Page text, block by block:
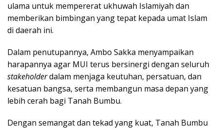
ulama untuk mempererat ukhuwah Islamiyah dan
memberikan bimbingan yang tepat kepada umat Islam
di daerah ini.
Dalam penutupannya, Ambo Sakka menyampaikan
harapannya agar MUI terus bersinergi dengan seluruh
stakeholderdalam menjaga keutuhan, persatuan, dan
kesatuan bangsa, serta membangun masa depan yang
lebih cerah bagi Tanah Bumbu.
Dengan semangat dan tekad yang kuat, Tanah Bumbu